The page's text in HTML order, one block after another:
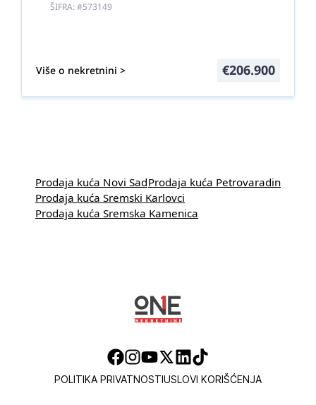
ŠIFRA: #573149
Više o nekretnini > €206.900
Prodaja kuća Novi SadProdaja kuća Petrovaradin
Prodaja kuća Sremski Karlovci
Prodaja kuća Sremska Kamenica
POLITIKA PRIVATNOSTIUSLOVI KORIŠĆENJA